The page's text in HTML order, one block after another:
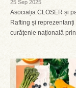
25 Sep 2025
Asociația CLOSER și
Rafting și
curățenie națională